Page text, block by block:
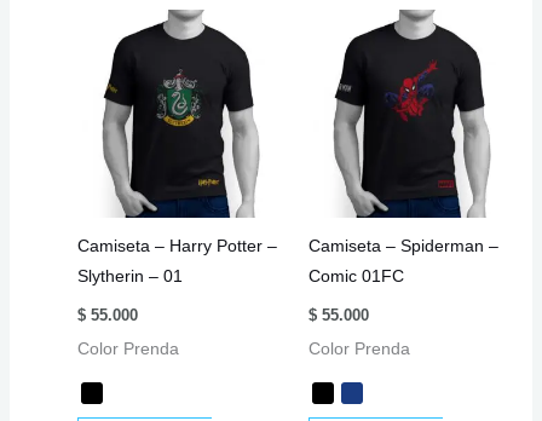
tiene
múltiples
variantes.
Las
opciones
pueden
elegir
en
la
de
tiene
múltiples
variantes.
Las
opciones
pueden
elegir
en
de
Camiseta – Harry Potter –
Slytherin – 01
$55.000
Color Prenda
Camiseta – Spiderman –
Comic 01FC
$ 55.000
Color Prenda